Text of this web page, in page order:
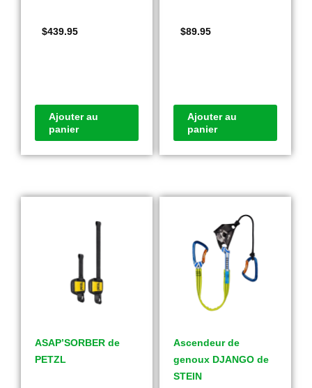
$439.95
Ajouter au
panier
$89.95
Ajouter au
panier
ASAP’SORBER de
PETZL
Ascendeur de
genoux DJANGO de
STEIN